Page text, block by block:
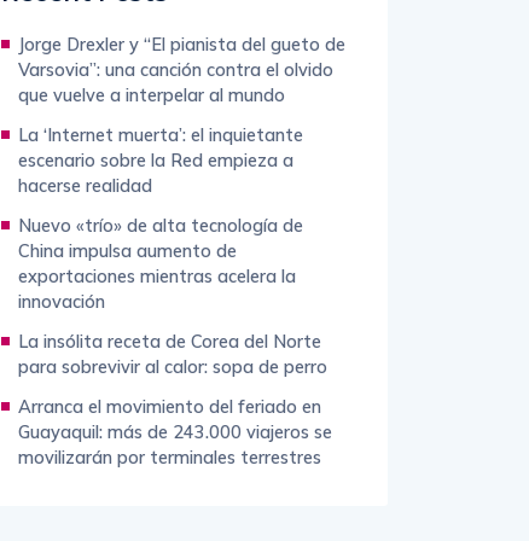
Jorge Drexler y “El pianista del gueto de
Varsovia”: una canción contra el olvido
que vuelve a interpelar al mundo
La ‘Internet muerta’: el inquietante
escenario sobre la Red empieza a
hacerse realidad
Nuevo «trío» de alta tecnología de
China impulsa aumento de
exportaciones mientras acelera la
innovación
La insólita receta de Corea del Norte
para sobrevivir al calor: sopa de perro
Arranca el movimiento del feriado en
Guayaquil: más de 243.000 viajeros se
movilizarán por terminales terrestres